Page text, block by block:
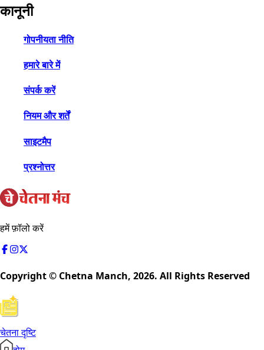
कानूनी
गोपनीयता नीति
हमारे बारे में
संपर्क करें
नियम और शर्तें
साइटमैप
प्रश्नोत्तर
हमें फ़ॉलो करें
Copyright © Chetna Manch, 2026. All Rights Reserved
चेतना दृष्टि